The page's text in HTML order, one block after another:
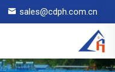
sales@cdph.com.cn